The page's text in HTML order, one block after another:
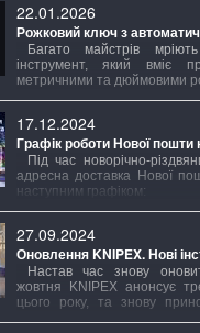
визначає, наскільки добре
пилом і всяким дрібним
з'являється нізвідки.
22.01.2026
Рожковий ключ з
Багато майстрів
інструмент, який вміє
метричними та дюймовими
гвинти різних діаметрів.
17.12.2024
Графік роботи Нової пошти
Під час новорічно-
адресна доставка Нової
наступним графіком:
27.09.2024
Оновлення KNIPEX. Нові
Настав час знову
жовтня KNIPEX анонсує
цього року, та знову